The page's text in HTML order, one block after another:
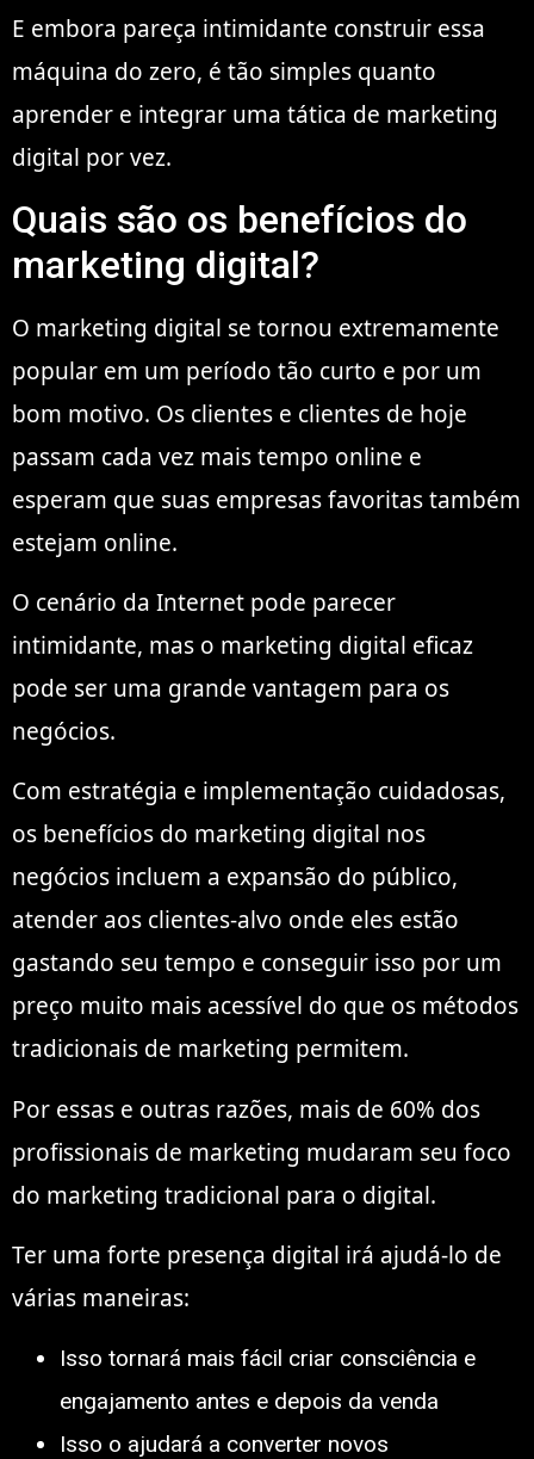
E embora pareça intimidante construir essa
máquina do zero, é tão simples quanto
aprender e integrar uma tática de marketing
digital por vez.
Quais são os benefícios do
marketing digital?
O marketing digital se tornou extremamente
popular em um período tão curto e por um
bom motivo. Os clientes e clientes de hoje
passam cada vez mais tempo online e
esperam que suas empresas favoritas também
estejam online.
O cenário da Internet pode parecer
intimidante, mas o marketing digital eficaz
pode ser uma grande vantagem para os
negócios.
Com estratégia e implementação cuidadosas,
os benefícios do marketing digital nos
negócios incluem a expansão do público,
atender aos clientes-alvo onde eles estão
gastando seu tempo e conseguir isso por um
preço muito mais acessível do que os métodos
tradicionais de marketing permitem.
Por essas e outras razões, mais de 60% dos
profissionais de marketing mudaram seu foco
do marketing tradicional para o digital.
Ter uma forte presença digital irá ajudá-lo de
várias maneiras:
Isso tornará mais fácil criar consciência e
engajamento antes e depois da venda
Isso o ajudará a converter novos